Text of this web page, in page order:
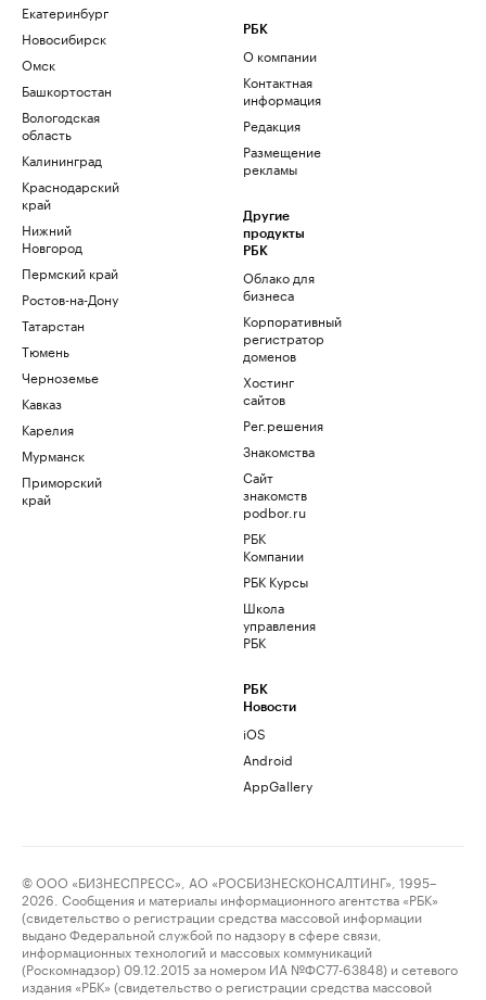
Екатеринбург
Новосибирск
Омск
Башкортостан
Вологодская
область
Калининград
Краснодарский
край
Нижний
Новгород
Пермский край
Ростов-на-Дону
Татарстан
Тюмень
Черноземье
Кавказ
Карелия
Мурманск
Приморский
край
РБК
О компании
Контактная
информация
Редакция
Размещение
рекламы
Другие
продукты
РБК
Облако для
бизнеса
Корпоративный
регистратор
доменов
Хостинг
сайтов
Рег.решения
Знакомства
Сайт
знакомств
podbor.ru
РБК
Компании
РБК Курсы
Школа
управления
РБК
РБК
Новости
iOS
Android
AppGallery
© ООО «БИЗНЕСПРЕСС», АО «РОСБИЗНЕСКОНСАЛТИНГ», 1995–
2026. Сообщения и материалы информационного агентства «РБК»
(свидетельство о регистрации средства массовой информации
выдано Федеральной службой по надзору в сфере связи,
информационных технологий и массовых коммуникаций
(Роскомнадзор) 09.12.2015 за номером ИА №ФС77-63848) и сетевого
издания «РБК» (свидетельство о регистрации средства массовой